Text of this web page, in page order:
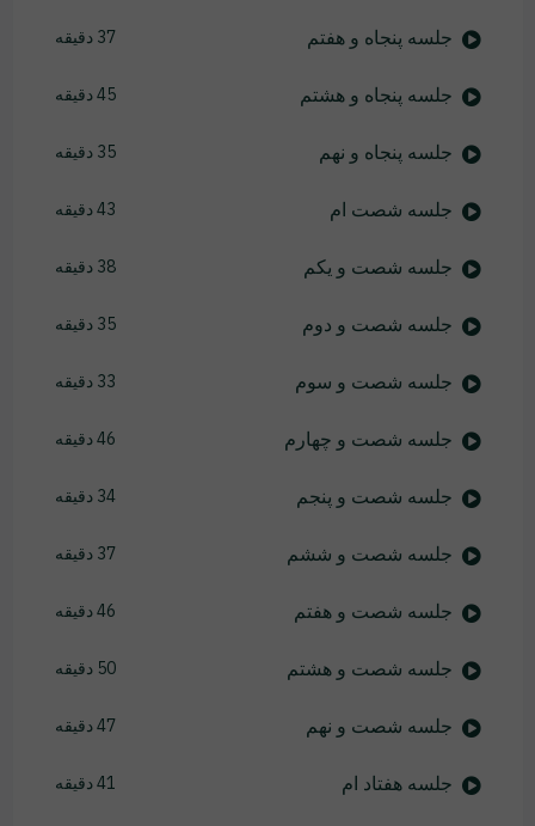
جلسه پنجاه و هفتم 37 دقیقه
جلسه پنجاه و هشتم 45 دقیقه
جلسه پنجاه و نهم 35 دقیقه
جلسه شصت ام 43 دقیقه
جلسه شصت و یکم 38 دقیقه
جلسه شصت و دوم 35 دقیقه
جلسه شصت و سوم 33 دقیقه
جلسه شصت و چهارم 46 دقیقه
جلسه شصت و پنجم 34 دقیقه
جلسه شصت و ششم 37 دقیقه
جلسه شصت و هفتم 46 دقیقه
جلسه شصت و هشتم 50 دقیقه
جلسه شصت و نهم 47 دقیقه
جلسه هفتاد ام 41 دقیقه